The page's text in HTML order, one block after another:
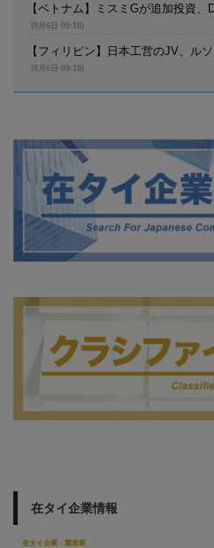
【ベトナム】ミスミGが追加投資
(8月6日 09:18)
【フィリピン】日本工営のJV、ル
(8月6日 09:18)
在タイ企業情報
在タイ企業・製造業